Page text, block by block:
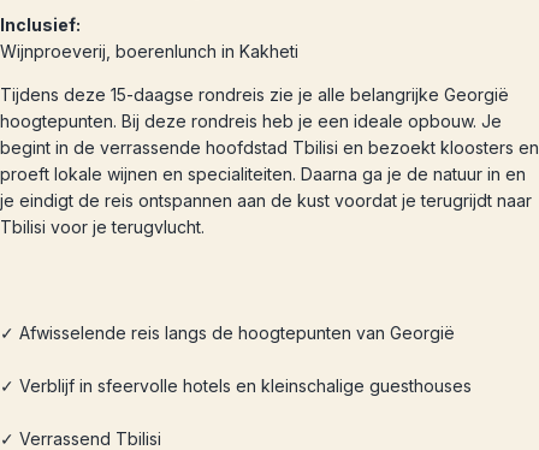
Inclusief:
Wijnproeverij, boerenlunch in Kakheti
Tijdens deze 15-daagse rondreis zie je alle belangrijke Georgië
hoogtepunten. Bij deze rondreis heb je een ideale opbouw. Je
begint in de verrassende hoofdstad Tbilisi en bezoekt kloosters en
proeft lokale wijnen en specialiteiten. Daarna ga je de natuur in en
je eindigt de reis ontspannen aan de kust voordat je terugrijdt naar
Tbilisi voor je terugvlucht.
✓ Afwisselende reis langs de hoogtepunten van Georgië
✓ Verblijf in sfeervolle hotels en kleinschalige guesthouses
✓ Verrassend Tbilisi